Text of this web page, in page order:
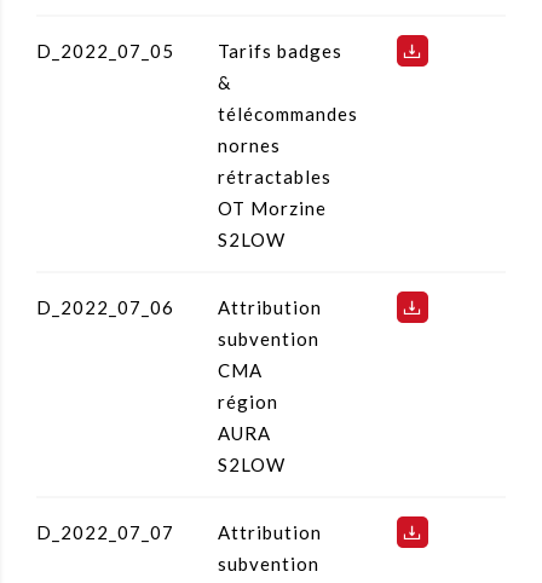
D_2022_07_05
Tarifs badges
&
télécommandes
nornes
rétractables
OT Morzine
S2LOW
D_2022_07_06
Attribution
subvention
CMA
région
AURA
S2LOW
D_2022_07_07
Attribution
subvention